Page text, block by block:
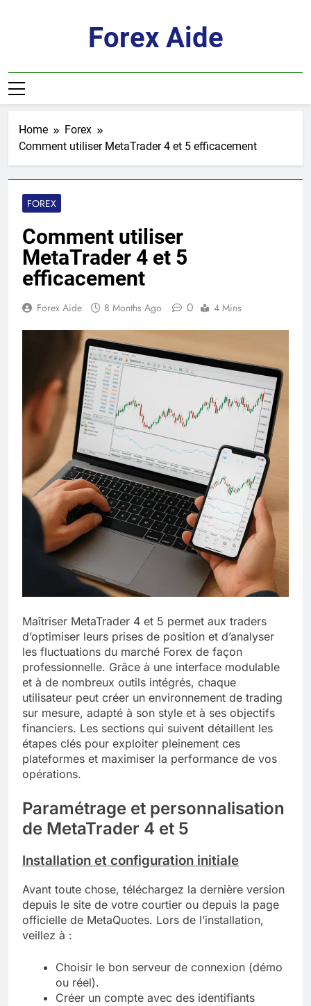
Forex Aide
Home
Forex
Comment utiliser MetaTrader 4 et 5 efficacement
FOREX
Comment utiliser
MetaTrader 4 et 5
efficacement
Forex Aide 8 Months Ago 0 4 Mins
Maîtriser MetaTrader 4 et 5 permet aux traders
d’optimiser leurs prises de position et d’analyser
les fluctuations du marché Forex de façon
professionnelle. Grâce à une interface modulable
et à de nombreux outils intégrés, chaque
utilisateur peut créer un environnement de trading
sur mesure, adapté à son style et à ses objectifs
financiers. Les sections qui suivent détaillent les
étapes clés pour exploiter pleinement ces
plateformes et maximiser la performance de vos
opérations.
Paramétrage et personnalisation
de MetaTrader 4 et 5
Installation et configuration initiale
Avant toute chose, téléchargez la dernière version
depuis le site de votre courtier ou depuis la page
officielle de MetaQuotes. Lors de l’installation,
veillez à :
Choisir le bon serveur de connexion (démo
ou réel).
Créer un compte avec des identifiants